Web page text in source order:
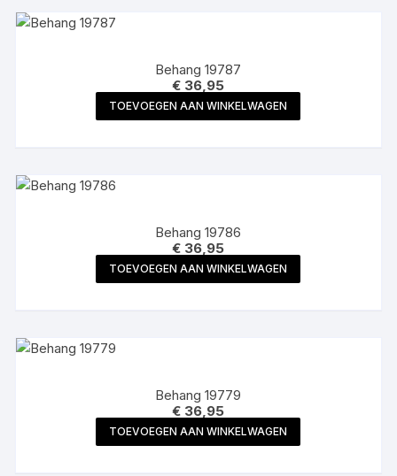
Behang 19787
€ 36,95
TOEVOEGEN AAN WINKELWAGEN
Behang 19786
€ 36,95
TOEVOEGEN AAN WINKELWAGEN
Behang 19779
€ 36,95
TOEVOEGEN AAN WINKELWAGEN